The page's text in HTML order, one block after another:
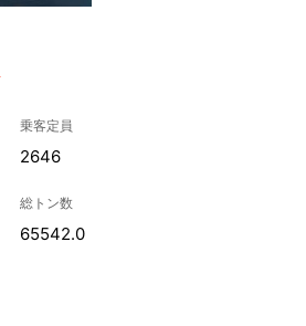
乗客定員
2646
総トン数
65542.0